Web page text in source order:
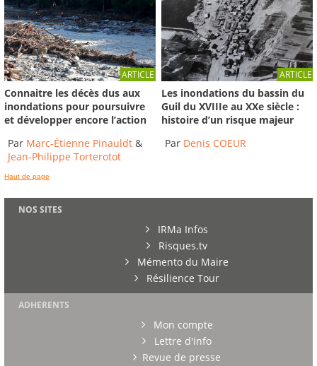
ARTICLE
Connaitre les décès dus aux
inondations pour poursuivre
et développer encore l’action
Par Marc-Étienne Pinauldt &
Jean-Philippe Torterotot
ARTICLE
Les inondations du bassin du
Guil du XVIIIe au XXe siècle :
histoire d’un risque majeur
Par Denis COEUR
Haut de page
NOS SITES
IRMa Infos
Risques.tv
Mémento du Maire
Résilience Tour
ADHERENTS
Mon compte
Lettre d'info
Revue de presse